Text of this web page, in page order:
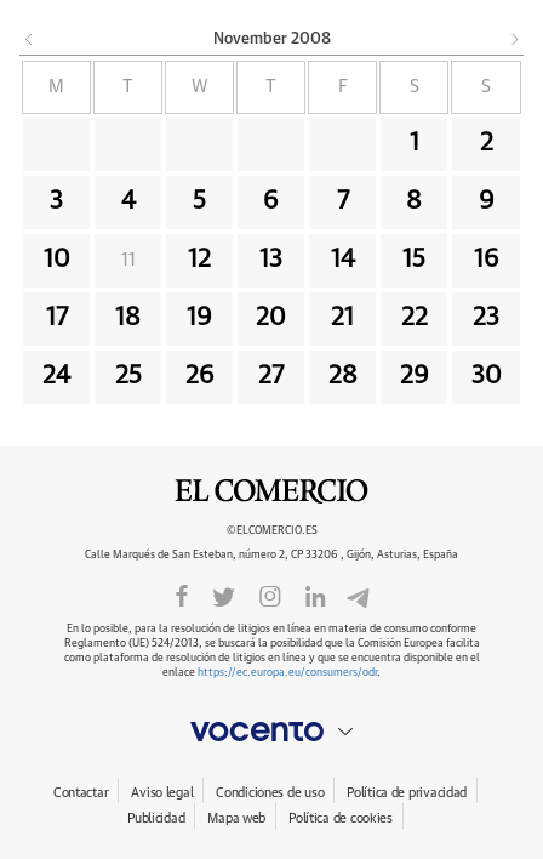
November 2008
M W F S S
1 2
3 4 5 6 7 8 9
10 11 12 13 14 15 16
17 18 19 20 21 22 23
24 25 26 27 28 29 30
©ELCOMERCIO.ES
Calle Marqués de San Esteban, número 2, CP 33206 , Gijón, Asturias, España
En lo posible, para la resolución de litigios en línea en materia de consumo conforme
Reglamento (UE) 524/2013, se buscará la posibilidad que la Comisión Europea facilita
como plataforma de resolución de litigios en línea y que se encuentra disponible en el
enlace https://ec.europa.eu/consumers/odr.
Contactar Aviso legal Condiciones de uso
Política de privacidad
Publicidad
Mapa web Política de cookies